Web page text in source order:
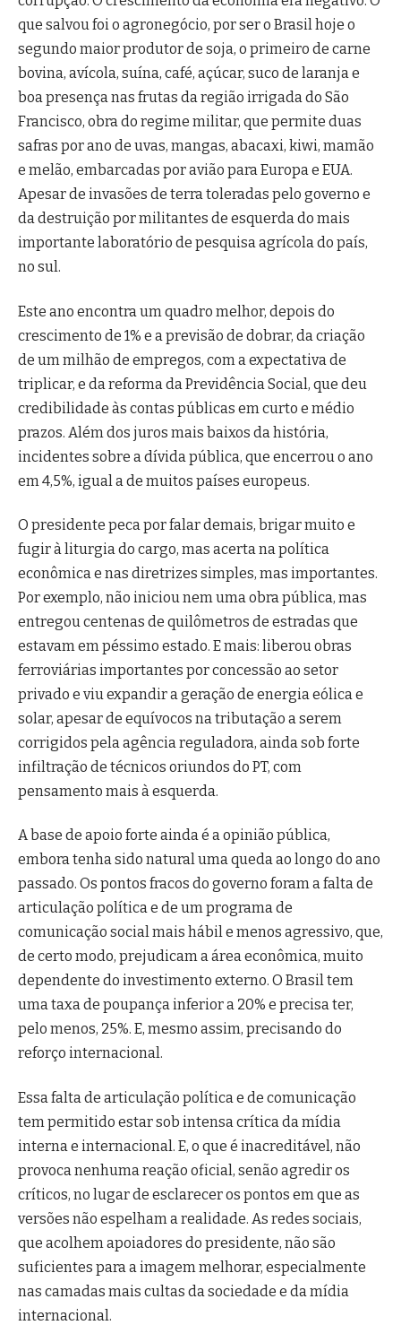
que salvou foi o agronegócio, por ser o Brasil hoje o
segundo maior produtor de soja, o primeiro de carne
bovina, avícola, suína, café, açúcar, suco de laranja e
boa presença nas frutas da região irrigada do São
Francisco, obra do regime militar, que permite duas
safras por ano de uvas, mangas, abacaxi, kiwi, mamão
e melão, embarcadas por avião para Europa e EUA.
Apesar de invasões de terra toleradas pelo governo e
da destruição por militantes de esquerda do mais
importante laboratório de pesquisa agrícola do país,
no sul.
Este ano encontra um quadro melhor, depois do
crescimento de 1% e a previsão de dobrar, da criação
de um milhão de empregos, com a expectativa de
triplicar, e da reforma da Previdência Social, que deu
credibilidade às contas públicas em curto e médio
prazos. Além dos juros mais baixos da história,
incidentes sobre a dívida pública, que encerrou o ano
em 4,5%, igual a de muitos países europeus.
O presidente peca por falar demais, brigar muito e
fugir à liturgia do cargo, mas acerta na política
econômica e nas diretrizes simples, mas importantes.
Por exemplo, não iniciou nem uma obra pública, mas
entregou centenas de quilômetros de estradas que
estavam em péssimo estado. E mais: liberou obras
ferroviárias importantes por concessão ao setor
privado e viu expandir a geração de energia eólica e
solar, apesar de equívocos na tributação a serem
corrigidos pela agência reguladora, ainda sob forte
infiltração de técnicos oriundos do PT, com
pensamento mais à esquerda.
A base de apoio forte ainda é a opinião pública,
embora tenha sido natural uma queda ao longo do ano
passado. Os pontos fracos do governo foram a falta de
articulação política e de um programa de
comunicação social mais hábil e menos agressivo, que,
de certo modo, prejudicam a área econômica, muito
dependente do investimento externo. O Brasil tem
uma taxa de poupança inferior a 20% e precisa ter,
pelo menos, 25%. E, mesmo assim, precisando do
reforço internacional.
Essa falta de articulação política e de comunicação
tem permitido estar sob intensa crítica da mídia
interna e internacional. E, o que é inacreditável, não
provoca nenhuma reação oficial, senão agredir os
críticos, no lugar de esclarecer os pontos em que as
versões não espelham a realidade. As redes sociais,
que acolhem apoiadores do presidente, não são
suficientes para a imagem melhorar, especialmente
nas camadas mais cultas da sociedade e da mídia
internacional.